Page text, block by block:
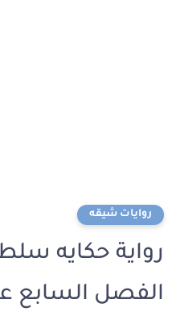
روايات شيقه
رواية حكايه